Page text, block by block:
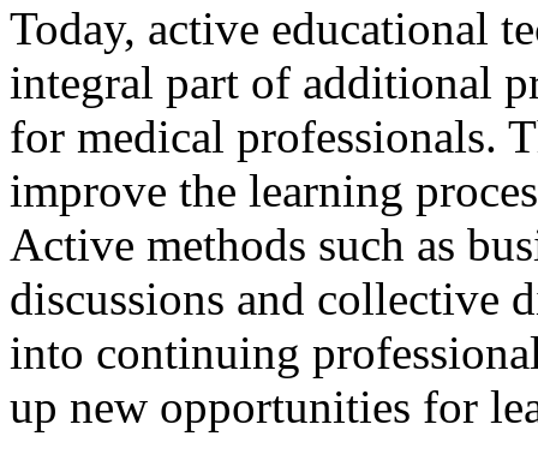
Today, active educational
integral part of additional
for medical professionals.
improve the learning
Active methods such as
discussions and collective
into continuing
up new opportunities for